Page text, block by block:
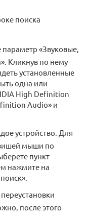
поиска
«Звуковые,
Кликнув по нему
установленные
одна или
High Definition
Audio» и
устройство. Для
мыши по
пункт
нажмите на
после этого